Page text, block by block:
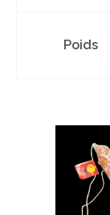
Poids